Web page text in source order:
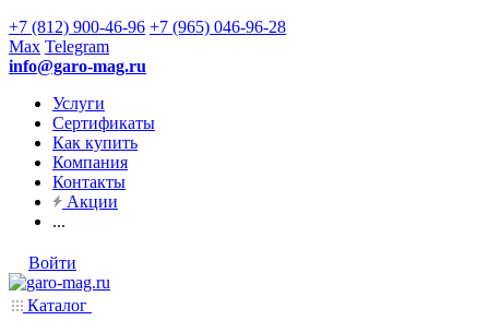
+7 (812) 900-46-96 +7 (965) 046-96-28
Max Telegram
info@garo-mag.ru
Услуги
Сертификаты
Как купить
Компания
Контакты
Акции
...
Войти
Каталог